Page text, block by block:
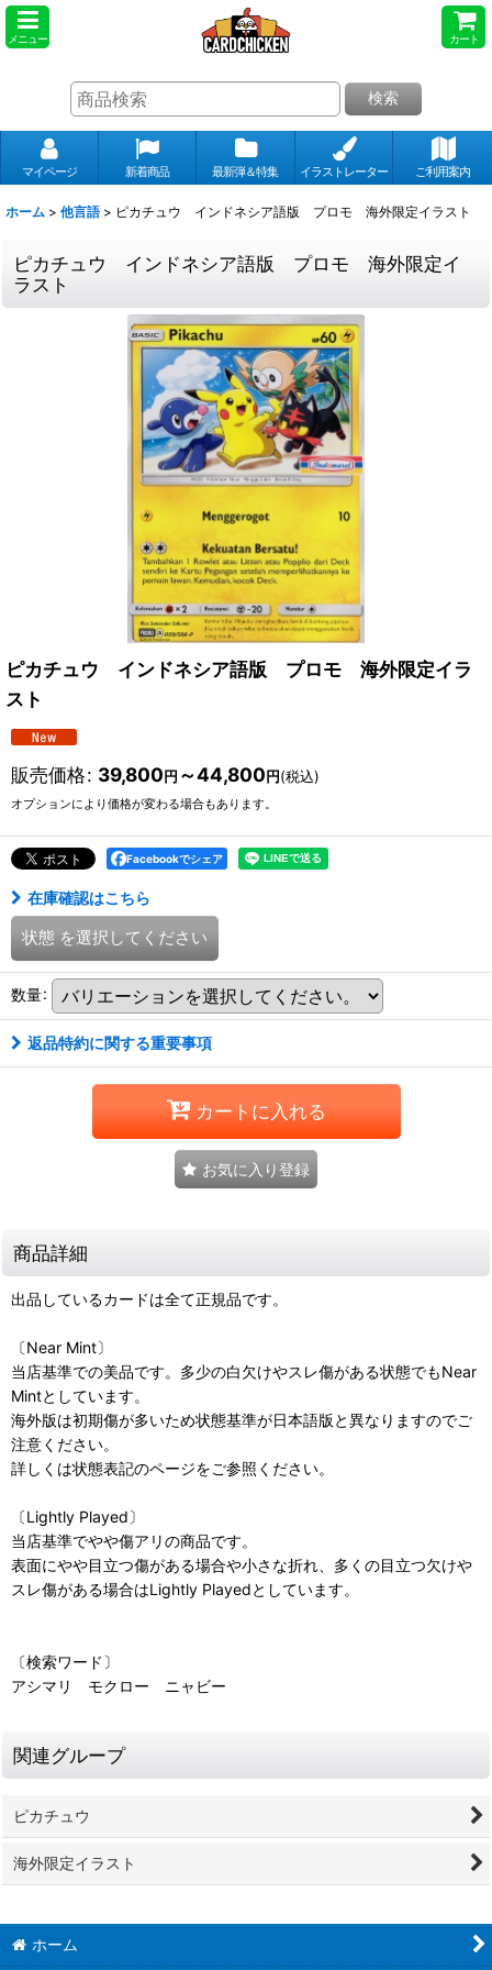
メニュー カート
検索
マイページ 新着商品 最新弾＆特集 イラストレーター ご利用案内
ホーム > 他言語 > ピカチュウ インドネシア語版 プロモ 海外限定イラスト
ピカチュウ インドネシア語版 プロモ 海外限定イ
ラスト
ピカチュウ インドネシア語版 プロモ 海外限定イラ
スト
販売価格: 39,800円 ～44,800円(税込)
オプションにより価格が変わる場合もあります。
Facebookでシェア
在庫確認はこちら
状態 を選択してください
数量:
返品特約に関する重要事項
カートに入れる
お気に入り登録
商品詳細
出品しているカードは全て正規品です。
〔Near Mint〕
当店基準での美品です。多少の白欠けやスレ傷がある状態でもNear
Mintとしています。
海外版は初期傷が多いため状態基準が日本語版と異なりますのでご
注意ください。
詳しくは状態表記のページをご参照ください。
〔Lightly Played〕
当店基準でやや傷アリの商品です。
表面にやや目立つ傷がある場合や小さな折れ、多くの目立つ欠けや
スレ傷がある場合はLightly Playedとしています。
〔検索ワード〕
アシマリ モクロー ニャビー
関連グループ
ピカチュウ
海外限定イラスト
ホーム